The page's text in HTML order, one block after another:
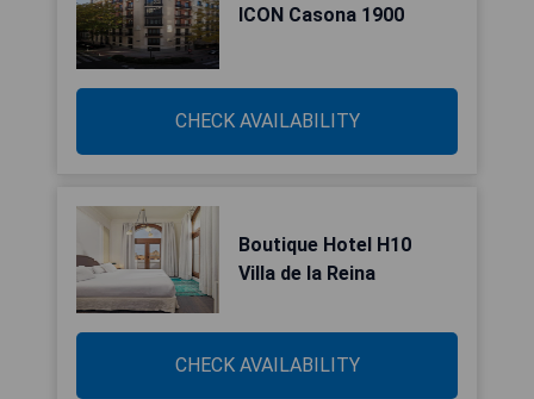
ICON Casona 1900
CHECK AVAILABILITY
Boutique Hotel H10
Villa de la Reina
CHECK AVAILABILITY